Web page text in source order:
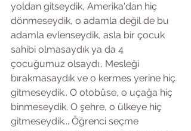
yoldan gitseydik, Amerika'dan hiç
dönmeseydik, o adamla değil de bu
adamla evlenseydik, asla bir çocuk
sahibi olmasaydık ya da 4
çocuğumuz olsaydı.. Mesleği
bırakmasaydık ve o kermes yerine hiç
gitmeseydik.. O otobüse, o uçağa hiç
binmeseydik. O şehre, o ülkeye hiç
gitmeseydik... Öğrenci seçme